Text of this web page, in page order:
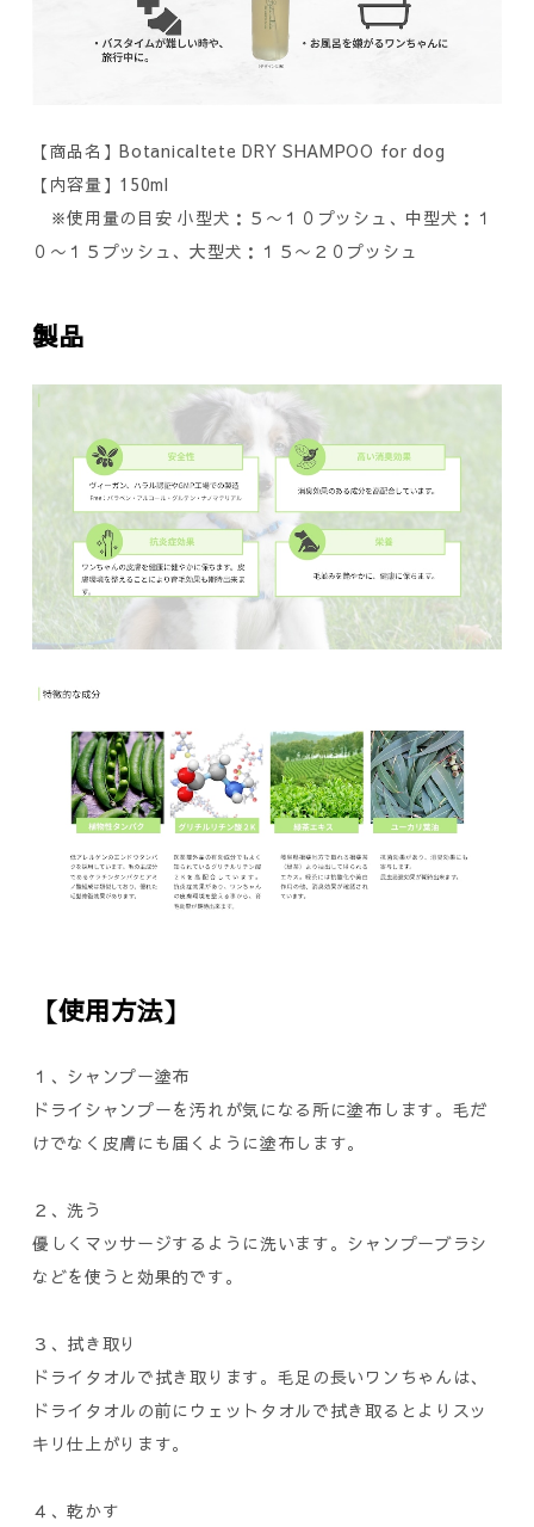
【商品名】Botanicaltete DRY SHAMPOO for dog
【内容量】150ml
※使用量の目安 小型犬：５〜１０プッシュ、中型犬：１
０〜１５プッシュ、大型犬：１５〜２０プッシュ
製品
【使用方法】
１、シャンプー塗布
ドライシャンプーを汚れが気になる所に塗布します。毛だ
けでなく皮膚にも届くように塗布します。
２、洗う
優しくマッサージするように洗います。シャンプーブラシ
などを使うと効果的です。
３、拭き取り
ドライタオルで拭き取ります。毛足の長いワンちゃんは、
ドライタオルの前にウェットタオルで拭き取るとよりスッ
キリ仕上がります。
４、乾かす